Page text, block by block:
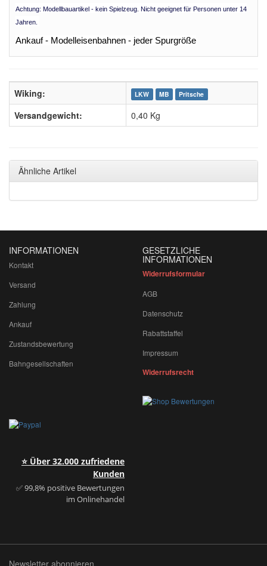
Achtung: Modellbauartikel - kein Spielzeug. Nicht geeignet für Personen unter 14
Jahren.
Ankauf - Modelleisenbahnen - jeder Spurgröße
Wiking: LKW MB Pritsche
Versandgewicht: 0,40 Kg
Ähnliche Artikel
INFORMATIONEN
Kontakt
Versand
Zahlung
Ankauf
Zustandsbewertung
Bahngesellschaften
GESETZLICHE
INFORMATIONEN
Widerrufsformular
AGB
Datenschutz
Rabattstaffel
Impressum
Widerrufsrecht
⭐ Über 32.000 zufriedene
Kunden
✅ 99,8% positive Bewertungen
im Onlinehandel
Newsletter abonnieren